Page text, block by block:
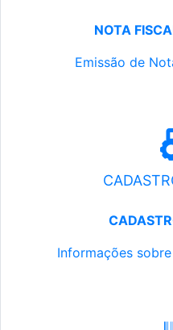
NOTA
Emissão de
Informações